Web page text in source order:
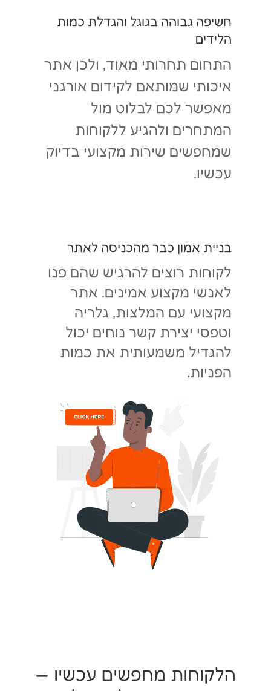
חשיפה גבוהה בגוגל והגדלת כמות
הלידים
התחום תחרותי מאוד, ולכן אתר
איכותי שמותאם לקידום אורגני
מאפשר לכם לבלוט מול
המתחרים ולהגיע ללקוחות
שמחפשים שירות מקצועי בדיוק
עכשיו.
בניית אמון כבר מהכניסה לאתר
לקוחות רוצים להרגיש שהם פנו
לאנשי מקצוע אמינים. אתר
מקצועי עם המלצות, גלריה
וטפסי יצירת קשר נוחים יכול
להגדיל משמעותית את כמות
הפניות.
הלקוחות מחפשים עכשיו —